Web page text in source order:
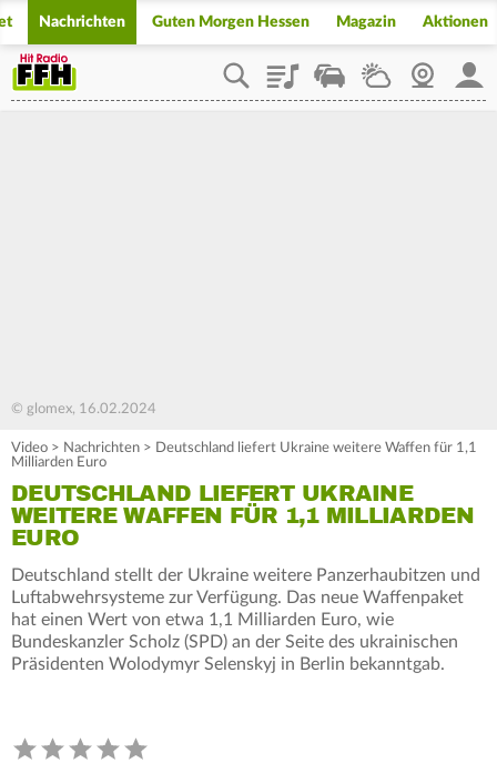
Nachrichten Guten Morgen Hessen Magazin Aktionen
PlaylistStaupilotWetterWebcam
© glomex, 16.02.2024
Video > Nachrichten > Deutschland liefert Ukraine weitere Waffen für 1,1
Milliarden Euro
DEUTSCHLAND LIEFERT UKRAINE
WEITERE WAFFEN FÜR 1,1 MILLIARDEN
EURO
Deutschland stellt der Ukraine weitere Panzerhaubitzen und
Luftabwehrsysteme zur Verfügung. Das neue Waffenpaket
hat einen Wert von etwa 1,1 Milliarden Euro, wie
Bundeskanzler Scholz (SPD) an der Seite des ukrainischen
Präsidenten Wolodymyr Selenskyj in Berlin bekanntgab.